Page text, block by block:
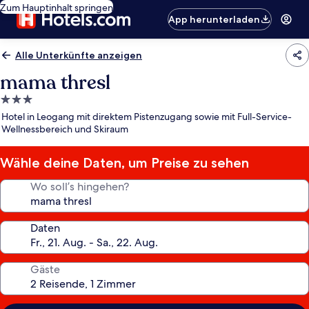
Zum Hauptinhalt springen
App herunterladen
Alle Unterkünfte anzeigen
mama thresl
3.0-
Sterne-
Unterkunft
Hotel in Leogang mit direktem Pistenzugang sowie mit Full-Service-
Wellnessbereich und Skiraum
Wähle deine Daten, um Preise zu sehen
Wo soll’s hingehen?
Daten
Gäste